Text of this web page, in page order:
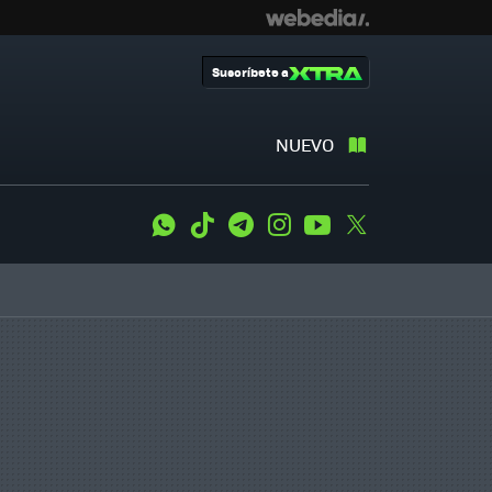
NUEVO
Suscríbete a
WhatsApp
Tiktok TelegramInstagramYoutube